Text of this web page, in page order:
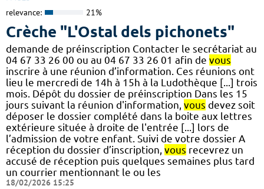
relevance: 21%
Crèche "L'Ostal dels pichonets"
demande de préinscription Contacter le secrétariat au
04 67 33 26 00 ou au 04 67 33 26 01 afin de vous
inscrire à une réunion d’information. Ces réunions ont
lieu le mercredi de 14h à 15h à la Ludothèque [...] trois
mois. Dépôt du dossier de préinscription Dans les 15
jours suivant la réunion d'information, vous devez soit
déposer le dossier complété dans la boite aux lettres
extérieure située à droite de l'entrée [...] lors de
l’admission de votre enfant. Suivi de votre dossier A
réception du dossier d’inscription, vous recevrez un
accusé de réception puis quelques semaines plus tard
un courrier mentionnant le ou les
18/02/2026 15:25